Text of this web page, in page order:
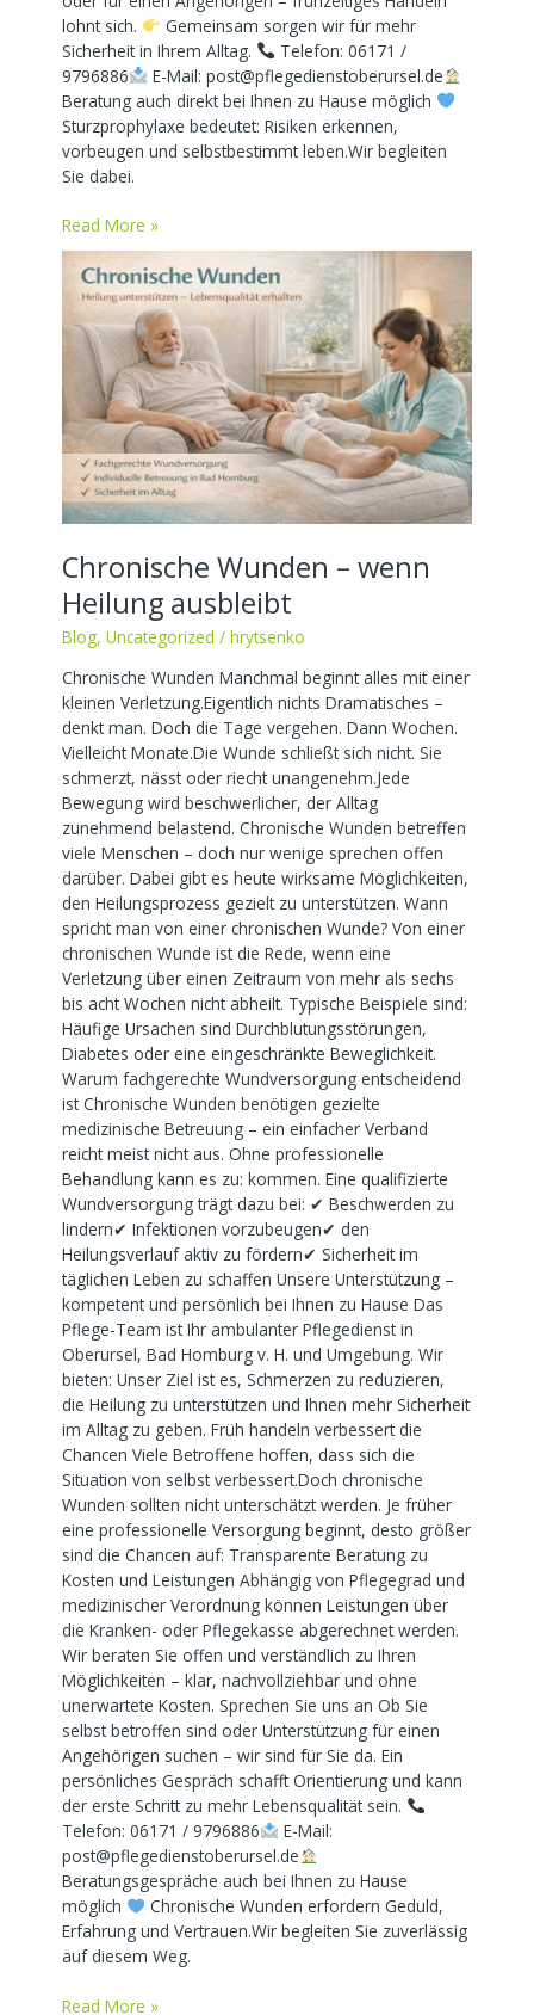
lohnt sich.
Gemeinsam sorgen wir für mehr
Sicherheit in Ihrem Alltag.
Telefon: 06171 /
9796886
E-Mail: post@pflegedienstoberursel.de
Beratung auch direkt bei Ihnen zu Hause möglich
Sturzprophylaxe bedeutet: Risiken erkennen,
vorbeugen und selbstbestimmt leben.Wir begleiten
Sie dabei.
Read More »
Chronische Wunden – wenn
Heilung ausbleibt
Blog,Uncategorized /hrytsenko
Chronische Wunden Manchmal beginnt alles mit einer
kleinen Verletzung.Eigentlich nichts Dramatisches –
denkt man. Doch die Tage vergehen. Dann Wochen.
Vielleicht Monate.Die Wunde schließt sich nicht. Sie
schmerzt, nässt oder riecht unangenehm.Jede
Bewegung wird beschwerlicher, der Alltag
zunehmend belastend. Chronische Wunden betreffen
viele Menschen – doch nur wenige sprechen offen
darüber. Dabei gibt es heute wirksame Möglichkeiten,
den Heilungsprozess gezielt zu unterstützen. Wann
spricht man von einer chronischen Wunde? Von einer
chronischen Wunde ist die Rede, wenn eine
Verletzung über einen Zeitraum von mehr als sechs
bis acht Wochen nicht abheilt. Typische Beispiele sind:
Häufige Ursachen sind Durchblutungsstörungen,
Diabetes oder eine eingeschränkte Beweglichkeit.
Warum fachgerechte Wundversorgung entscheidend
ist Chronische Wunden benötigen gezielte
medizinische Betreuung – ein einfacher Verband
reicht meist nicht aus. Ohne professionelle
Behandlung kann es zu: kommen. Eine qualifizierte
Wundversorgung trägt dazu bei: ✔ Beschwerden zu
lindern✔ Infektionen vorzubeugen✔ den
Heilungsverlauf aktiv zu fördern✔ Sicherheit im
täglichen Leben zu schaffen Unsere Unterstützung –
kompetent und persönlich bei Ihnen zu Hause Das
Pflege-Team ist Ihr ambulanter Pflegedienst in
Oberursel, Bad Homburg v. H. und Umgebung. Wir
bieten: Unser Ziel ist es, Schmerzen zu reduzieren,
die Heilung zu unterstützen und Ihnen mehr Sicherheit
im Alltag zu geben. Früh handeln verbessert die
Chancen Viele Betroffene hoffen, dass sich die
Situation von selbst verbessert.Doch chronische
Wunden sollten nicht unterschätzt werden. Je früher
eine professionelle Versorgung beginnt, desto größer
sind die Chancen auf: Transparente Beratung zu
Kosten und Leistungen Abhängig von Pflegegrad und
medizinischer Verordnung können Leistungen über
die Kranken- oder Pflegekasse abgerechnet werden.
Wir beraten Sie offen und verständlich zu Ihren
Möglichkeiten – klar, nachvollziehbar und ohne
unerwartete Kosten. Sprechen Sie uns an Ob Sie
selbst betroffen sind oder Unterstützung für einen
Angehörigen suchen – wir sind für Sie da. Ein
persönliches Gespräch schafft Orientierung und kann
der erste Schritt zu mehr Lebensqualität sein.
Telefon: 06171 / 9796886
E-Mail:
post@pflegedienstoberursel.de
Beratungsgespräche auch bei Ihnen zu Hause
möglich
Chronische Wunden erfordern Geduld,
Erfahrung und Vertrauen.Wir begleiten Sie zuverlässig
auf diesem Weg.
Chronische
Wunden
wenn
Heilung
ausbleibt
Read More »